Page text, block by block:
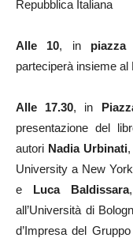
Repubblica Italiana
Alle 10, in piazza
parteciperà insieme al
Alle 17.30, in
presentazione del
autori Nadia Urbinati
University a New
e Luca Baldissara
all’Università di
d’Impresa del